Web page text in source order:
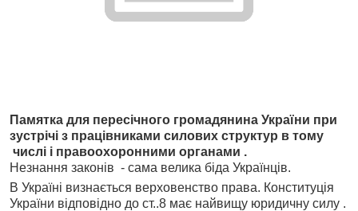
Памятка для пересічного громадянина України при
зустрічі з працівниками силових структур в тому
числі і правоохоронними органами .
Незнання законів - сама велика біда Українців.
В Україні визнається верховенство права. Конституція
України відповідно до ст..8 має найвищу юридичну силу .